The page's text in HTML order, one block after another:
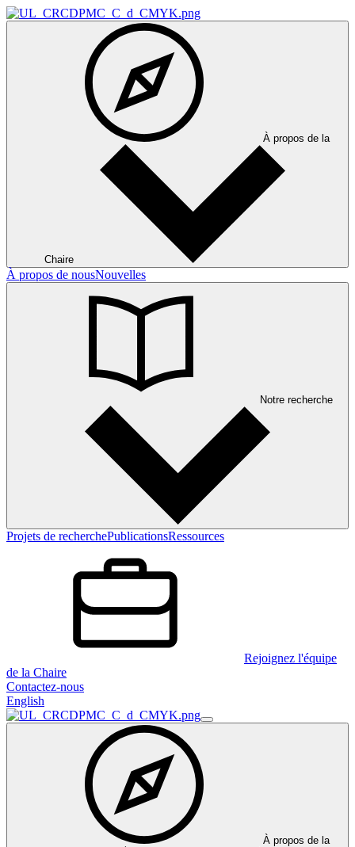
À propos de la
Chaire
À propos de nousNouvelles
Notre recherche
Projets de recherchePublicationsRessources
Rejoignez l'équipe
de la Chaire
Contactez-nous
English
À propos de la